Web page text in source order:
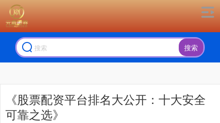
搜索
《股票配资平台排名大公开：十大安全
可靠之选》